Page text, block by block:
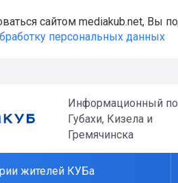
сайтом mediakub.net, Вы
персональных данных
Информационный
Губахи, Кизела и
Гремячинска
жителей КУБа